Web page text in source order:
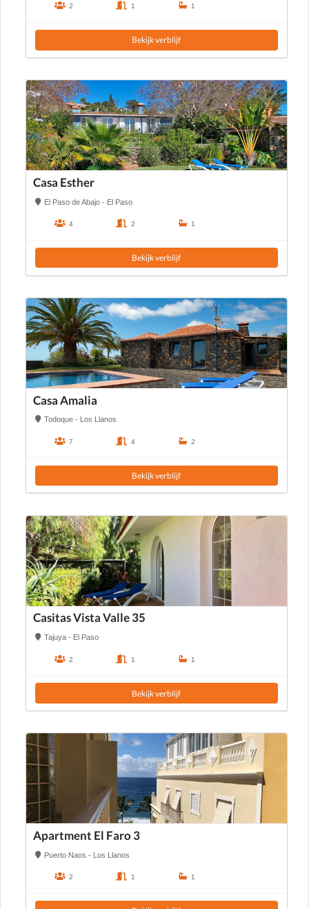
2 1 1
Bekijk verblijf
Casa Esther
El Paso de Abajo - El Paso
4 2 1
Bekijk verblijf
Casa Amalia
Todoque - Los Llanos
7 4 2
Bekijk verblijf
Casitas Vista Valle 35
Tajuya - El Paso
2 1 1
Bekijk verblijf
Apartment El Faro 3
Puerto Naos - Los Llanos
2 1 1